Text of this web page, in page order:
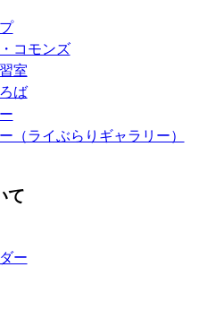
コモンズ
室
ば
（ライぶらりギャラリー）
て
ー